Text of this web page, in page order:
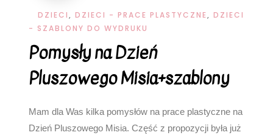
DZIECI, DZIECI - PRACE PLASTYCZNE, DZIECI
- SZABLONY DO WYDRUKU
Pomysły na Dzień
Pluszowego Misia+szablony
Mam dla Was kilka pomysłów na prace plastyczne na
Dzień Pluszowego Misia. Część z propozycji była już